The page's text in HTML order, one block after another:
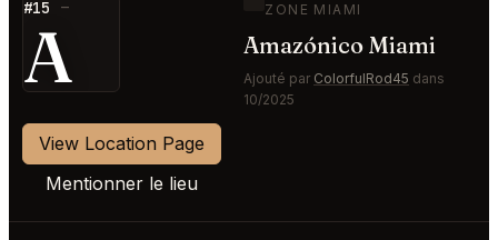
#15 —
A
ZONE MIAMI
Amazónico Miami
Ajouté par ColorfulRod45 dans
10/2025
View Location Page
Mentionner le lieu